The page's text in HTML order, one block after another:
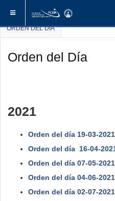
ESTÁ AQUÍ: INICIO
ORDEN DEL DÍA
Orden del Día
2021
Orden del día 19-03-
Orden del día 16-04-
Orden del día 07-05-
Orden del día 04-06-
Orden del día 02-07-